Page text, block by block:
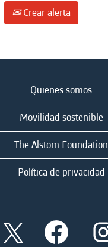
Crear alerta
Quienes somos
Movilidad sostenible
The Alstom Foundation
Política de privacidad
S
e
S
e
a